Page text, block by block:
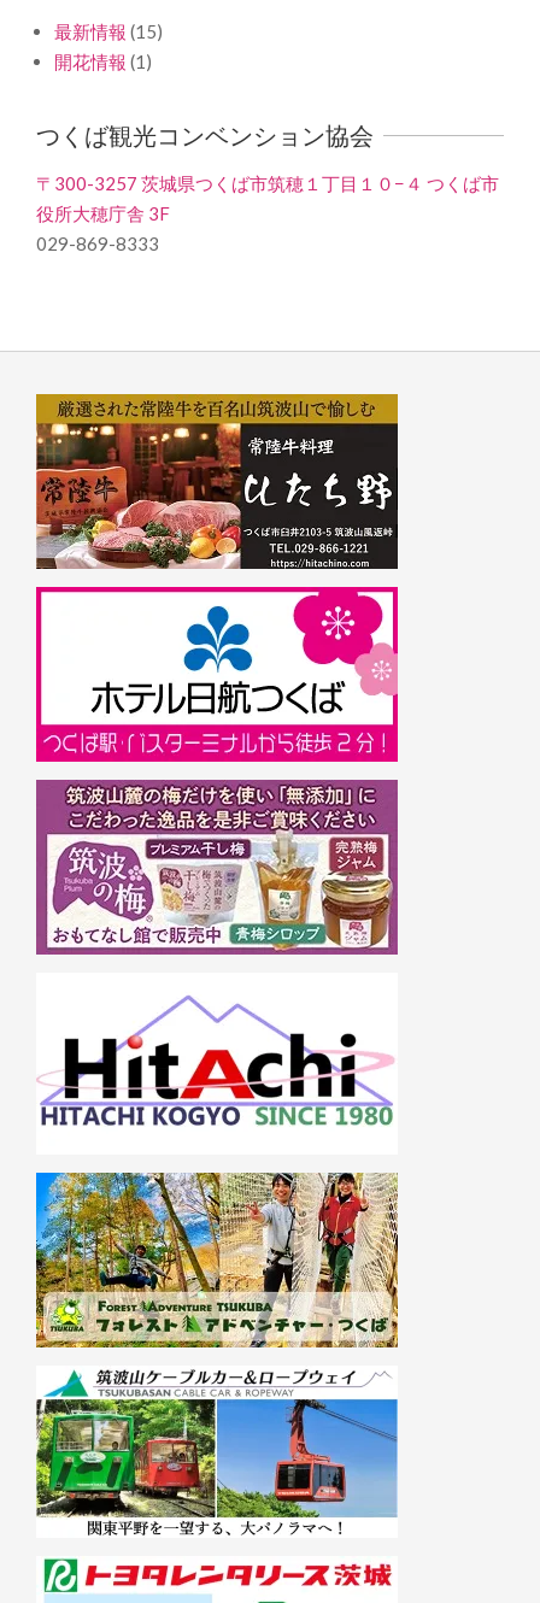
最新情報 (15)
開花情報 (1)
つくば観光コンベンション協会
〒300-3257 茨城県つくば市筑穂１丁目１０−４ つくば市
役所大穂庁舎 3F
029-869-8333